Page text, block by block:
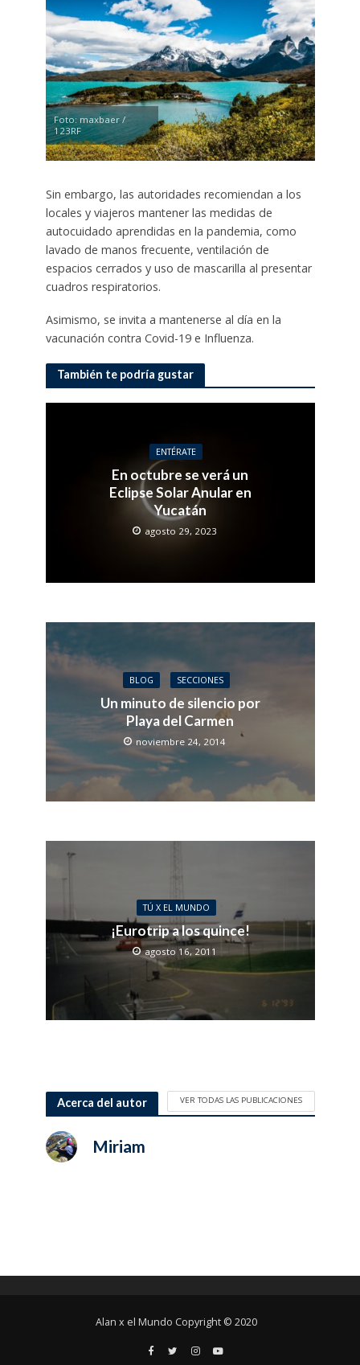
Foto: maxbaer /
123RF
Sin embargo, las autoridades recomiendan a los
locales y viajeros mantener las medidas de
autocuidado aprendidas en la pandemia, como
lavado de manos frecuente, ventilación de
espacios cerrados y uso de mascarilla al presentar
cuadros respiratorios.
Asimismo, se invita a mantenerse al día en la
vacunación contra Covid-19 e Influenza.
También te podría gustar
ENTÉRATE
En octubre se verá un
Eclipse Solar Anular en
Yucatán
agosto 29, 2023
BLOG SECCIONES
Un minuto de silencio por
Playa del Carmen
noviembre 24, 2014
TÚ X EL MUNDO
¡Eurotrip a los quince!
agosto 16, 2011
Acerca del autor VER TODAS LAS PUBLICACIONES
Miriam
Alan x el Mundo Copyright © 2020